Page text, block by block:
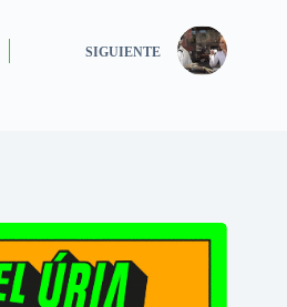
SIGUIENTE